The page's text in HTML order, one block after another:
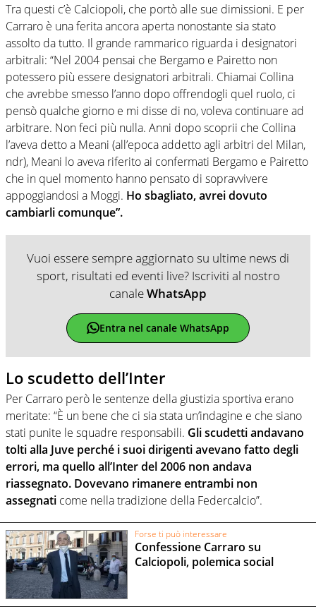
Tra questi c’è Calciopoli, che portò alle sue dimissioni. E per
Carraro è una ferita ancora aperta nonostante sia stato
assolto da tutto. Il grande rammarico riguarda i designatori
arbitrali: “Nel 2004 pensai che Bergamo e Pairetto non
potessero più essere designatori arbitrali. Chiamai Collina
che avrebbe smesso l’anno dopo offrendogli quel ruolo, ci
pensò qualche giorno e mi disse di no, voleva continuare ad
arbitrare. Non feci più nulla. Anni dopo scoprii che Collina
l’aveva detto a Meani (all’epoca addetto agli arbitri del Milan,
ndr), Meani lo aveva riferito ai confermati Bergamo e Pairetto
che in quel momento hanno pensato di sopravvivere
appoggiandosi a Moggi. Ho sbagliato, avrei dovuto
cambiarli comunque”.
Vuoi essere sempre aggiornato su ultime news di
sport, risultati ed eventi live? Iscriviti al nostro
canaleWhatsApp
Entra nel canale WhatsApp
Lo scudetto dell’Inter
Per Carraro però le sentenze della giustizia sportiva erano
meritate: “È un bene che ci sia stata un’indagine e che siano
stati punite le squadre responsabili. Gli scudetti andavano
tolti alla Juve perché i suoi dirigenti avevano fatto degli
errori, ma quello all’Inter del 2006 non andava
riassegnato. Dovevano rimanere entrambi non
assegnati come nella tradizione della Federcalcio”.
Forse ti può interessare
Confessione Carraro su
Calciopoli, polemica social